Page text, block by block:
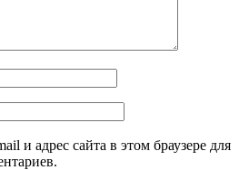
и адрес сайта в этом браузере для